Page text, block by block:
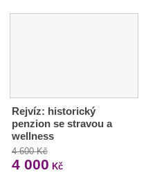
Rejvíz: historický
penzion se stravou a
wellness
4 600 Kč
4 000 Kč